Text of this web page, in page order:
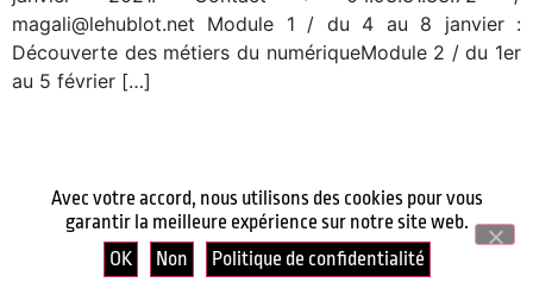
magali@lehublot.net Module 1 / du 4 au 8 janvier :
Découverte des métiers du numériqueModule 2 / du 1er
au 5 février […]
Avec votre accord, nous utilisons des cookies pour vous
garantir la meilleure expérience sur notre site web.
OK
Non Politique de confidentialité